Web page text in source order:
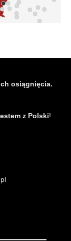
osiągnięcia.
z Polski!